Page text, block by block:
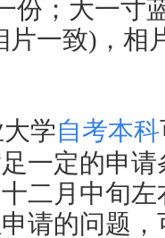
份 ； 大一寸
片一致) ，相
学自考本科
一定的申
二月中旬
请的问题